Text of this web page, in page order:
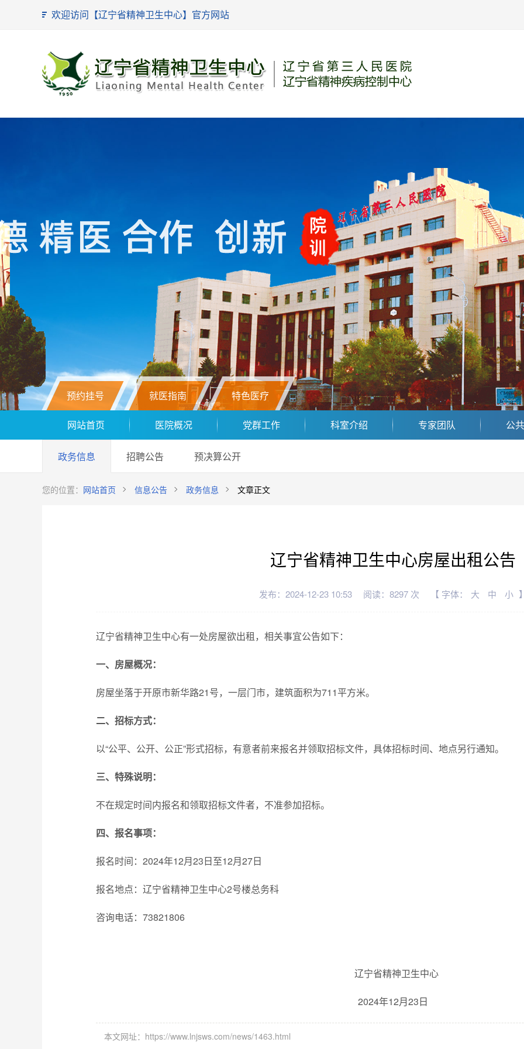
欢迎访问【辽宁省精神卫生中心】官方网站
预约挂号 就医指南 特色医疗
网站首页 医院概况 党群工作 科室介绍 专家团队 公
政务信息 招聘公告 预决算公开
您的位置： 网站首页 信息公告 政务信息 文章正文
辽宁省精神卫生中心房屋出租公告
发布：2024-12-23 10:53 阅读：8297 次 【 字体： 大 中 小
辽宁省精神卫生中心有一处房屋欲出租，相关事宜公告如下：
一、房屋概况：
房屋坐落于开原市新华路21号，一层门市，建筑面积为711平方米。
二、 招标方式：
以“公平、公开、公正”形式招标，有意者前来报名并领取招标文件，具体招标时间、地点另行通知。
三、特殊说明：
不在规定时间内报名和领取招标文件者，不准参加招标。
四、报名事项：
报名时间：2024年12月23日至12月27日
报名地点：辽宁省精神卫生中心2号楼总务科
咨询电话：73821806
辽宁省精神卫生中心
2024年12月23日
本文网址：https://www.lnjsws.com/news/1463.html